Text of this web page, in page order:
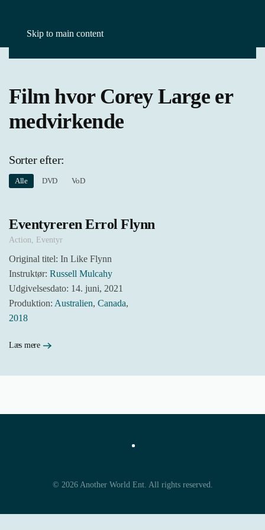
Skip to main content
Film hvor Corey Large er
medvirkende
Sorter efter:
Alle DVD VoD
Eventyreren Errol Flynn
Action, Eventyr
Original titel: In Like Flynn
Instruktør: Russell Mulcahy
Udgivelsesdato: 14. juni, 2021
Produktion: Australien, Canada,
2018
Læs mere
© 2026Another World Ent. All rights reserved.